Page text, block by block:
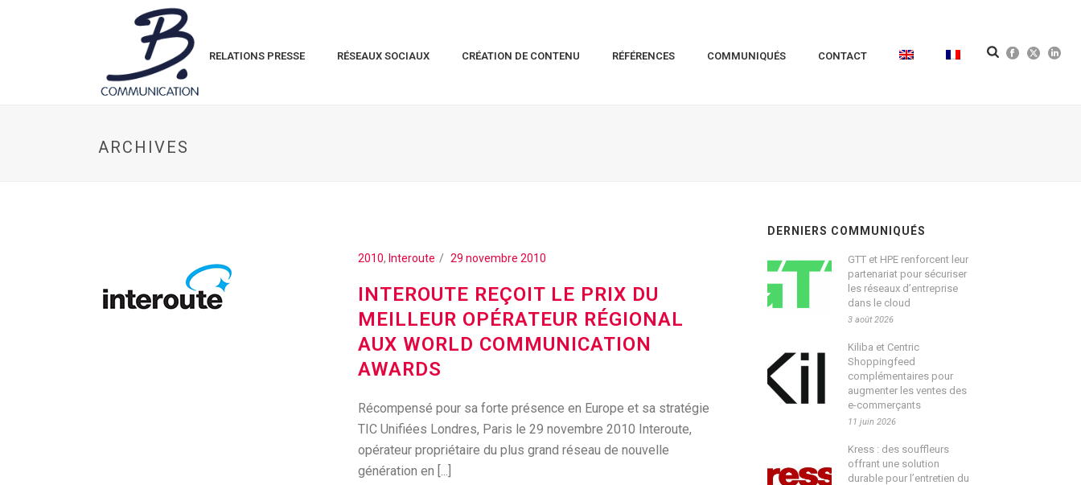
RELATIONS PRESSE RÉSEAUX SOCIAUX CRÉATION DE CONTENU RÉFÉRENCES COMMUNIQUÉS CONTACT
ARCHIVES
2010, Interoute 29 novembre 2010
INTEROUTE REÇOIT LE PRIX DU
MEILLEUR OPÉRATEUR RÉGIONAL
AUX WORLD COMMUNICATION
AWARDS
Récompensé pour sa forte présence en Europe et sa stratégie
TIC Unifiées Londres, Paris le 29 novembre 2010 Interoute,
opérateur propriétaire du plus grand réseau de nouvelle
génération en [...]
DERNIERS COMMUNIQUÉS
GTT et HPE renforcent leur
partenariat pour sécuriser
les réseaux d’entreprise
dans le cloud
3 août 2026
Kiliba et Centric
Shoppingfeed
complémentaires pour
augmenter les ventes des
e-commerçants
11 juin 2026
Kress : des souffleurs
offrant une solution
durable pour l’entretien du